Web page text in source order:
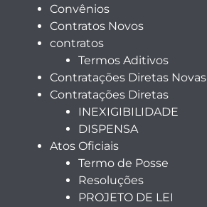
Convênios
Contratos Novos
contratos
Termos Aditivos
Contratações Diretas Novas
Contratações Diretas
INEXIGIBILIDADE
DISPENSA
Atos Oficiais
Termo de Posse
Resoluções
PROJETO DE LEI